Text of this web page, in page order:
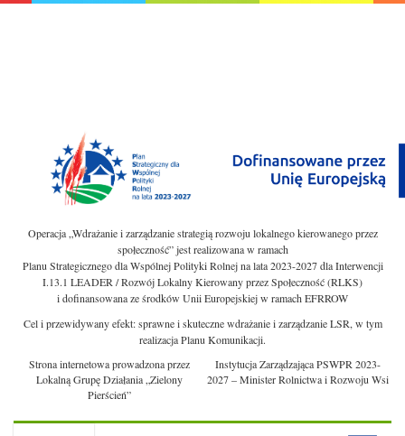
Operacja „Wdrażanie i zarządzanie strategią rozwoju lokalnego kierowanego przez
społeczność” jest realizowana w ramach
Planu Strategicznego dla Wspólnej Polityki Rolnej na lata 2023-2027 dla Interwencji
I.13.1 LEADER / Rozwój Lokalny Kierowany przez Społeczność (RLKS)
i dofinansowana ze środków Unii Europejskiej w ramach EFRROW
Cel i przewidywany efekt: sprawne i skuteczne wdrażanie i zarządzanie LSR, w tym
realizacja Planu Komunikacji.
Strona internetowa prowadzona przez
Lokalną Grupę Działania „Zielony
Pierścień”
Instytucja Zarządzająca PSWPR 2023-
2027 – Minister Rolnictwa i Rozwoju Wsi